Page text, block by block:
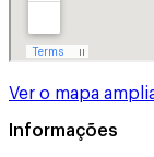
Ver o mapa
Informações